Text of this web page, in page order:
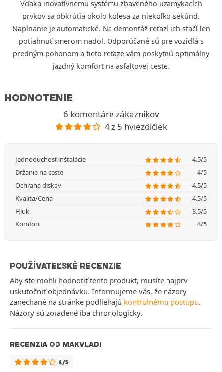
Vďaka inovatívnemu systému zbaveného uzamykacích
prvkov sa obkrútia okolo kolesa za niekoľko sekúnd.
Napínanie je automatické. Na demontáž reťazí ich stačí len
potiahnuť smerom nadol. Odporúčané sú pre vozidlá s
predným pohonom a tieto reťaze vám poskytnú optimálny
jazdný komfort na asfaltovej ceste.
HODNOTENIE
6 komentáre zákazníkov
4 z 5 hviezdičiek
Jednoduchosť inštalácie
4.5/5
Držanie na ceste
4/5
Ochrana diskov
4.5/5
Kvalita/Cena
4.5/5
Hluk
3.5/5
Komfort
4/5
POUŽÍVATEĽSKÉ RECENZIE
Aby ste mohli hodnotiť tento produkt, musíte najprv
uskutočniť objednávku. Informujeme vás, že názory
zanechané na stránke podliehajú kontrolnému postupu.
Názory sú zoradené iba chronologicky.
RECENZIA OD MAKVLADI
4/5